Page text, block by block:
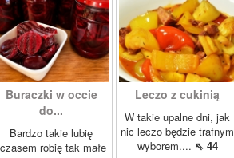
Buraczki w occie
do...
Bardzo takie lubię
robię tak małe
Leczo z cukinią
W takie upalne dni, jak
nic leczo będzie trafnym
wyborem.... ⇖ 44